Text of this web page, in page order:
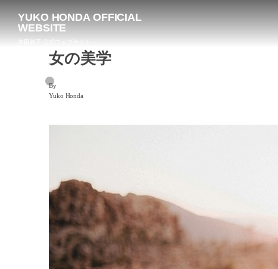
YUKO HONDA OFFICIAL
WEBSITE
女の美学
By
Yuko Honda